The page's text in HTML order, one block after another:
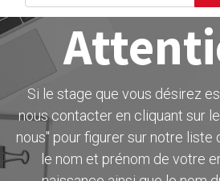
Si le stage que vous désirez
nous contacter en cliquant sur
nous" pour figurer sur notre
le nom et prénom de votre